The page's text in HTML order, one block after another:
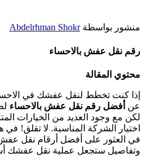
منشور بواسطةAbdelrhman Shokr
رقم نقل عفش بالاحساء
محتوي المقالة
إذا كنت تخطط لنقل عفشك في
عن أفضل رقم نقل عفش بالاحساء
لكن مع وجود العديد من الخيارات
اختيار الشركة المناسبة. لا تقلق!
في العثور على أفضل أرقام نقل
وتفاصيل ستجعل عملية نقل عفشك